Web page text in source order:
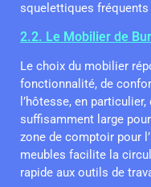
squelettiques fréquents
2.2. Le Mobilier de
Le choix du mobilier
fonctionnalité, de
l’hôtesse, en
suffisamment large
zone de comptoir pour
meubles facilite la
rapide aux outils de